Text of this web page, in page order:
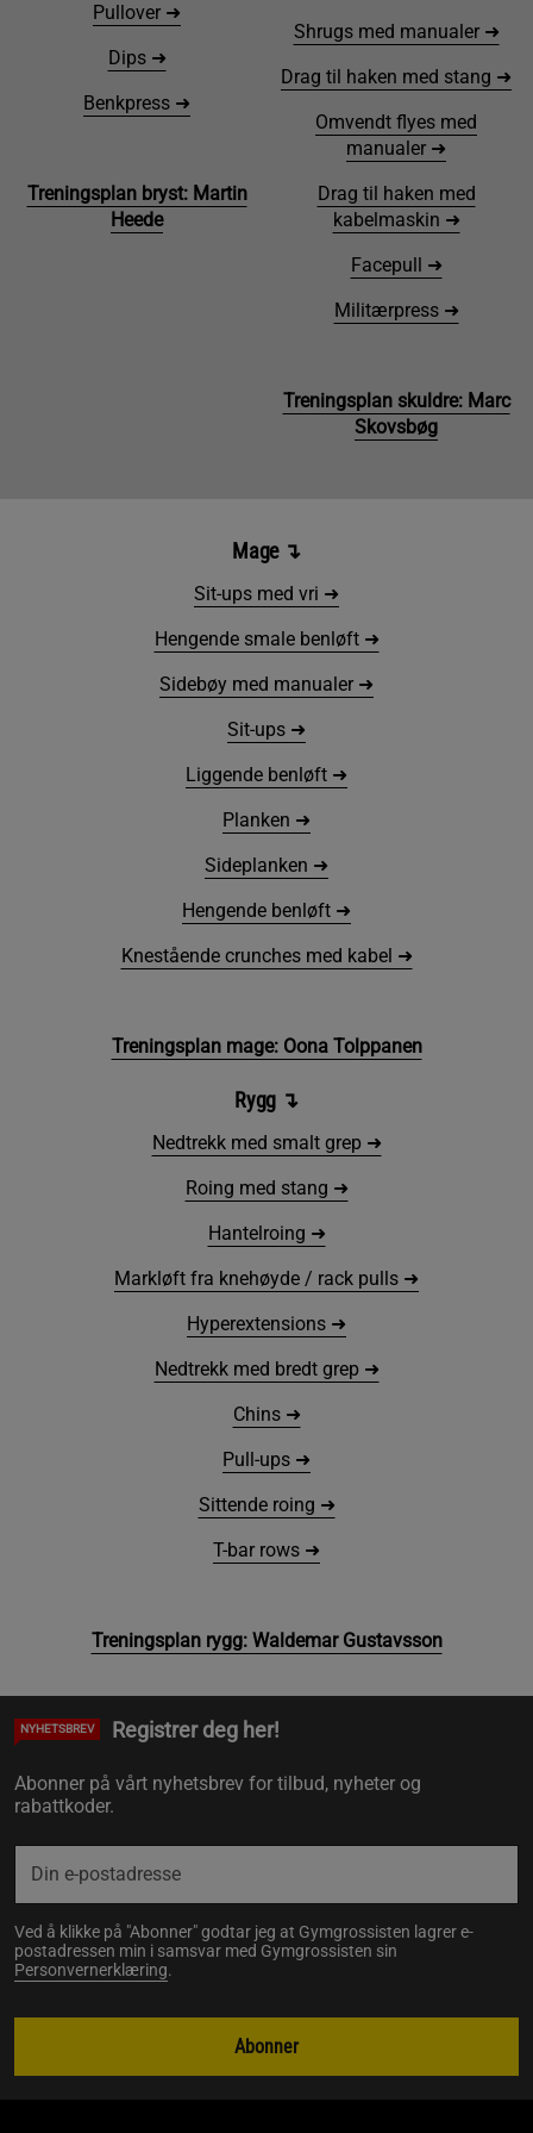
Pullover ➜
Dips ➜
Benkpress ➜
Treningsplan bryst: Martin
Heede
Shrugs med manualer ➜
Drag til haken med stang ➜
Omvendt flyes med
manualer ➜
Drag til haken med
kabelmaskin ➜
Facepull ➜
Militærpress ➜
Treningsplan skuldre: Marc
Skovsbøg
Mage↴
Sit-ups med vri ➜
Hengende smale benløft ➜
Sidebøy med manualer ➜
Sit-ups ➜
Liggende benløft ➜
Planken ➜
Sideplanken ➜
Hengende benløft ➜
Knestående crunches med kabel ➜
Treningsplan mage: Oona Tolppanen
Rygg ↴
Nedtrekk med smalt grep ➜
Roing med stang ➜
Hantelroing ➜
Markløft fra knehøyde / rack pulls ➜
Hyperextensions ➜
Nedtrekk med bredt grep ➜
Chins ➜
Pull-ups ➜
Sittende roing ➜
T-bar rows ➜
Treningsplan rygg: Waldemar Gustavsson
NYHETSBREV Registrer deg her!
Abonner på vårt nyhetsbrev for tilbud, nyheter og
rabattkoder.
Ved å klikke på "Abonner" godtar jeg at Gymgrossisten lagrer e-
postadressen min i samsvar med Gymgrossisten sin
Personvernerklæring.
Abonner